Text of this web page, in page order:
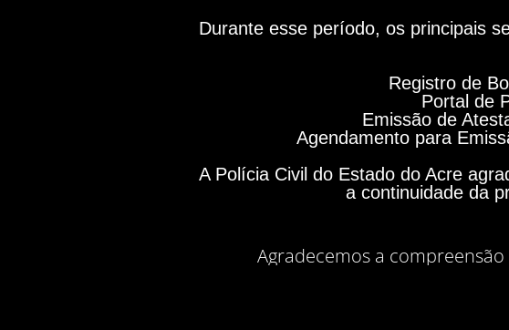
Durante esse período, os principais
Registro de
Portal de
Emissão de
Agendamento para
A Polícia Civil do Estado do Acre
a continuidade da
Agradecemos a